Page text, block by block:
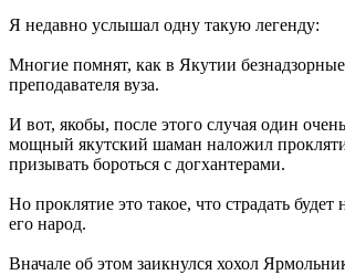
Я недавно услышал одну такую легенду:
Многие помнят, как в Якутии
преподавателя вуза.
И вот, якобы, после этого случая один
мощный якутский шаман наложил
призывать бороться с догхантерами.
Но проклятие это такое, что страдать
его народ.
Вначале об этом заикнулся хохол